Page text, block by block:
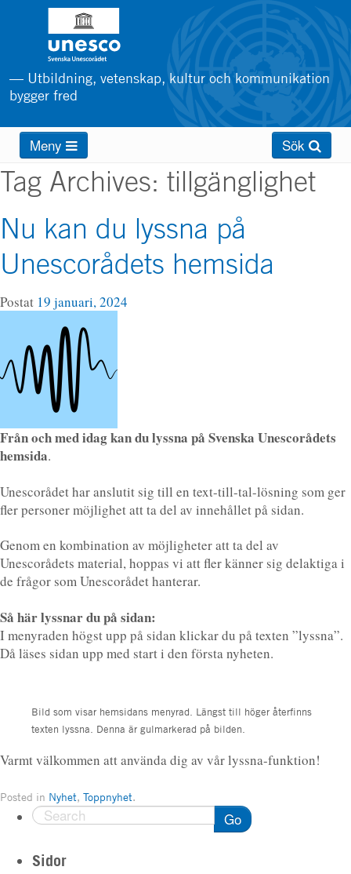
huvudinnehåll
— Utbildning, vetenskap, kultur och kommunikation
bygger fred
Main
menuMeny Sök
Tag Archives: tillgänglighet
Nu kan du lyssna på
Unescorådets hemsida
Postat 19 januari, 2024
Från och med idag kan du lyssna på Svenska Unescorådets
hemsida.
Unescorådet har anslutit sig till en text-till-tal-lösning som ger
fler personer möjlighet att ta del av innehållet på sidan.
Genom en kombination av möjligheter att ta del av
Unescorådets material, hoppas vi att fler känner sig delaktiga i
de frågor som Unescorådet hanterar.
Så här lyssnar du på sidan:
I menyraden högst upp på sidan klickar du på texten ”lyssna”.
Då läses sidan upp med start i den första nyheten.
Bild som visar hemsidans menyrad. Längst till höger återfinns
texten lyssna. Denna är gulmarkerad på bilden.
Varmt välkommen att använda dig av vår lyssna-funktion!
Posted in Nyhet, Toppnyhet.
Go
Sidor